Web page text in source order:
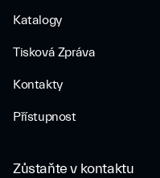
Katalogy
Tisková Zpráva
Kontakty
Přístupnost
Zůstaňte v kontaktu